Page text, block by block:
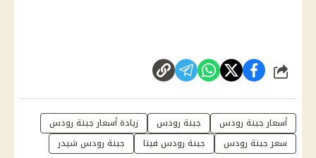
شارك
أسعار جبنة رودس جبنة رودس
زيادة أسعار جبنة رودس
سعر جبنة رودس
جبنة رودس فيتا جبنة رودس شيدر